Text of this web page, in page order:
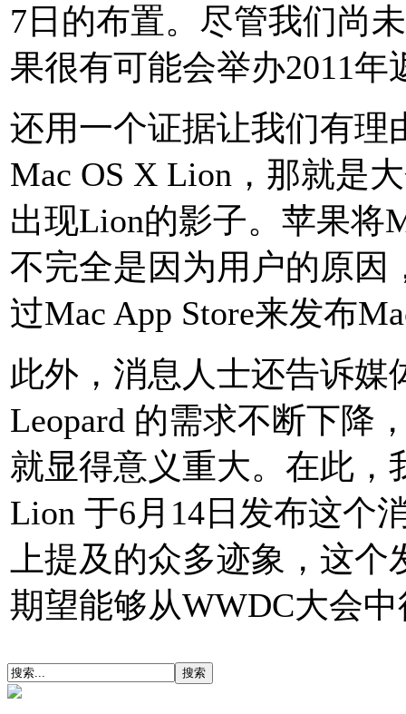
7日的布置。尽管我们尚
果很有可能会举办2011年
还用一个证据让我们有理
Mac OS X Lion，那就是
出现Lion的影子。苹果将
不完全是因为用户的原因
过Mac App Store来发布
此外，消息人士还告诉媒
Leopard 的需求不断下降
就显得意义重大。在此，
Lion 于6月14日发布这个
上提及的众多迹象，这
期望能够从WWDC大会